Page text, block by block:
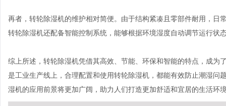
再者，转轮除湿机的维护相对简便。由于结构紧凑且零部件耐用，日
转轮除湿机还配备智能控制系统，能够根据环境湿度自动调节运行状
综上所述，转轮除湿机凭借其高效、节能、环保和智能的特点，成为
是工业生产线上，合理配置和使用转轮除湿机，都能有效防止潮湿问
湿机的应用前景将更加广阔，助力人们打造更加舒适和宜居的生活环